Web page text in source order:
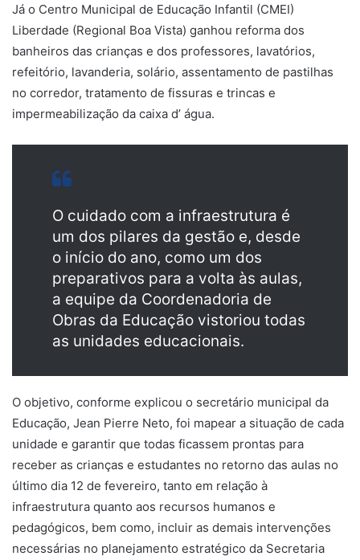
Já o Centro Municipal de Educação Infantil (CMEI)
Liberdade (Regional Boa Vista) ganhou reforma dos
banheiros das crianças e dos professores, lavatórios,
refeitório, lavanderia, solário, assentamento de pastilhas
no corredor, tratamento de fissuras e trincas e
impermeabilização da caixa d’ água.
O cuidado com a infraestrutura é
um dos pilares da gestão e, desde
o início do ano, como um dos
preparativos para a volta às aulas,
a equipe da Coordenadoria de
Obras da Educação vistoriou todas
as unidades educacionais.
O objetivo, conforme explicou o secretário municipal da
Educação, Jean Pierre Neto, foi mapear a situação de cada
unidade e garantir que todas ficassem prontas para
receber as crianças e estudantes no retorno das aulas no
último dia 12 de fevereiro, tanto em relação à
infraestrutura quanto aos recursos humanos e
pedagógicos, bem como, incluir as demais intervenções
necessárias no planejamento estratégico da Secretaria